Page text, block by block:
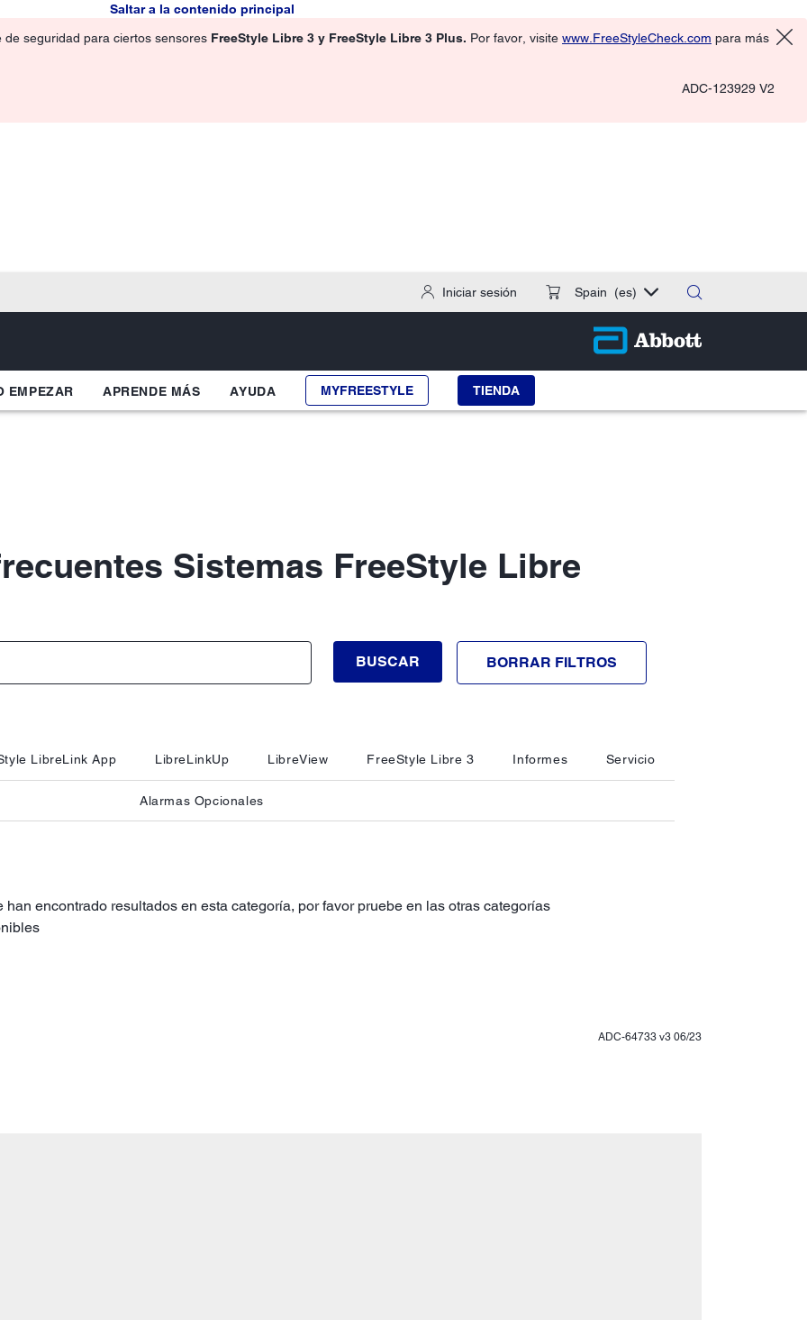
Saltar a la contenido principal
seguridad para ciertos sensores FreeStyle Libre 3 y FreeStyle Libre 3 Plus. Por favor, visite www.FreeStyleCheck.com para más
ADC-123929 V2
Iniciar sesión Spain (es)
EMPEZAR APRENDE MÁS AYUDA MYFREESTYLE TIENDA
Sistemas FreeStyle Libre
BUSCAR BORRAR FILTROS
LibreLink App LibreLinkUp LibreView FreeStyle Libre 3 Informes Servicio
Alarmas Opcionales
han encontrado resultados en esta categoría, por favor pruebe en las otras categorías
ADC-64733 v3 06/23